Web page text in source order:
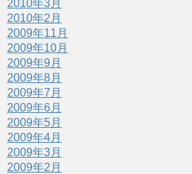
2010年3月
2010年2月
2009年11月
2009年10月
2009年9月
2009年8月
2009年7月
2009年6月
2009年5月
2009年4月
2009年3月
2009年2月